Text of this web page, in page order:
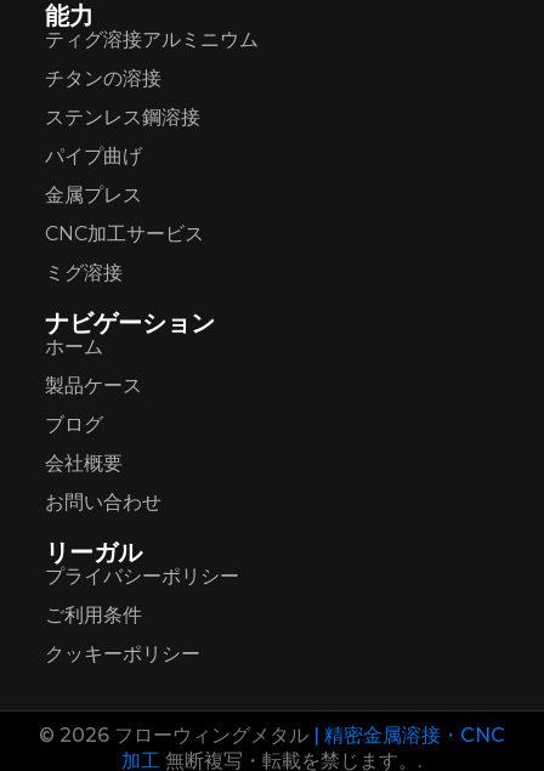
能力
ティグ溶接アルミニウム
チタンの溶接
ステンレス鋼溶接
パイプ曲げ
金属プレス
CNC加工サービス
ミグ溶接
ナビゲーション
ホーム
製品ケース
ブログ
会社概要
お問い合わせ
リーガル
プライバシーポリシー
ご利用条件
クッキーポリシー
© 2026 フローウィングメタル| 精密金属溶接・CNC
加工 無断複写・転載を禁じます。.